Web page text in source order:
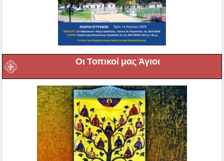
Οι Τοπικοί μας Άγιοι